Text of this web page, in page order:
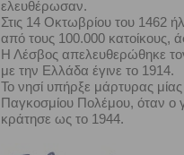
ελευθέρωσαν.
Στις 14 Οκτωβρίου του 1462
από τους 100.000 κατοίκους,
Η Λέσβος απελευθερώθηκε
με την Ελλάδα έγινε το 1914.
Το νησί υπήρξε μάρτυρας
Παγκοσμίου Πολέμου, όταν ο
κράτησε ως το 1944.